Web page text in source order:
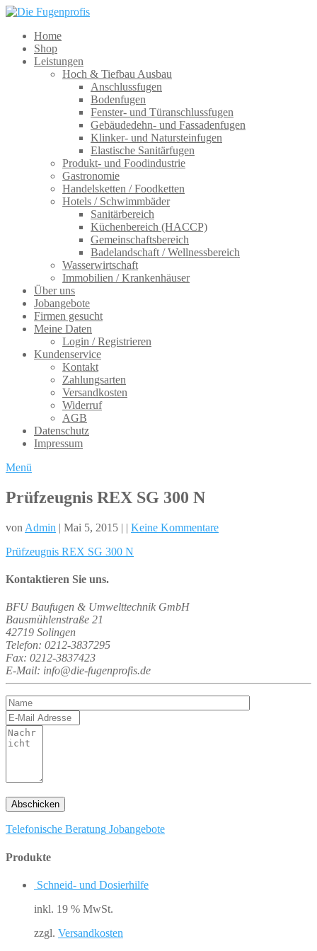
Home
Shop
Leistungen
Hoch & Tiefbau Ausbau
Anschlussfugen
Bodenfugen
Fenster- und Türanschlussfugen
Gebäudedehn- und Fassadenfugen
Klinker- und Natursteinfugen
Elastische Sanitärfugen
Produkt- und Foodindustrie
Gastronomie
Handelsketten / Foodketten
Hotels / Schwimmbäder
Sanitärbereich
Küchenbereich (HACCP)
Gemeinschaftsbereich
Badelandschaft / Wellnessbereich
Wasserwirtschaft
Immobilien / Krankenhäuser
Über uns
Jobangebote
Firmen gesucht
Meine Daten
Login / Registrieren
Kundenservice
Kontakt
Zahlungsarten
Versandkosten
Widerruf
AGB
Datenschutz
Impressum
Menü
Prüfzeugnis REX SG 300 N
von Admin | Mai 5, 2015 | | Keine Kommentare
Prüfzeugnis REX SG 300 N
Kontaktieren Sie uns.
BFU Baufugen & Umwelttechnik GmbH
Bausmühlenstraße 21
42719 Solingen
Telefon: 0212-3837295
Fax: 0212-3837423
E-Mail: info@die-fugenprofis.de
Telefonische Beratung Jobangebote
Produkte
Schneid- und Dosierhilfe
inkl. 19 % MwSt.
zzgl. Versandkosten